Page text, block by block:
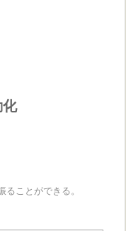
化
ることができる。